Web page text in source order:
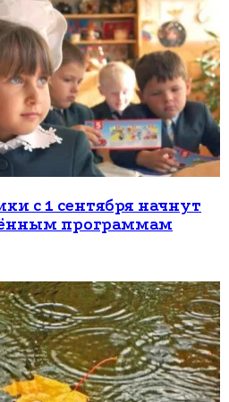
с 1 сентября начнут
программам